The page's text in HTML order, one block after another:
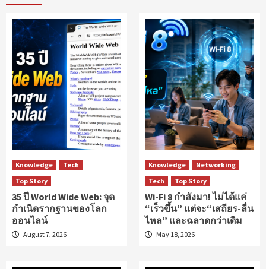
Knowledge
Tech
Top Story
35 ปี World Wide Web: จุด
กำเนิดรากฐานของโลก
ออนไลน์
August 7, 2026
Knowledge
Networking
Tech
Top Story
Wi-Fi 8 กำลังมา! ไม่ได้แค่
“เร็วขึ้น” แต่จะ“เสถียร-ลื่น
ไหล” และฉลาดกว่าเดิม
May 18, 2026